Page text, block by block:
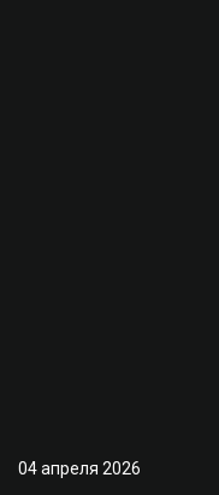
04 апреля 2026